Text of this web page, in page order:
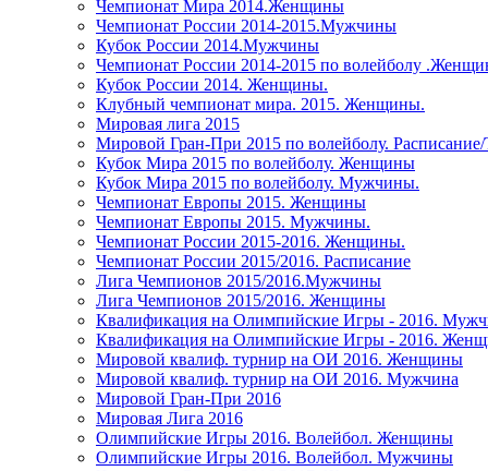
Чемпионат Мира 2014.Женщины
Чемпионат России 2014-2015.Мужчины
Кубок России 2014.Мужчины
Чемпионат России 2014-2015 по волейболу
Кубок России 2014. Женщины.
Клубный чемпионат мира. 2015. Женщины.
Мировая лига 2015
Мировой Гран-При 2015 по волейболу.
Кубок Мира 2015 по волейболу. Женщины
Кубок Мира 2015 по волейболу. Мужчины.
Чемпионат Европы 2015. Женщины
Чемпионат Европы 2015. Мужчины.
Чемпионат России 2015-2016. Женщины.
Чемпионат России 2015/2016. Расписание
Лига Чемпионов 2015/2016.Мужчины
Лига Чемпионов 2015/2016. Женщины
Квалификация на Олимпийские Игры - 2016.
Квалификация на Олимпийские Игры - 2016.
Мировой квалиф. турнир на ОИ 2016. Женщины
Мировой квалиф. турнир на ОИ 2016. Мужчина
Мировой Гран-При 2016
Мировая Лига 2016
Олимпийские Игры 2016. Волейбол. Женщины
Олимпийские Игры 2016. Волейбол. Мужчины